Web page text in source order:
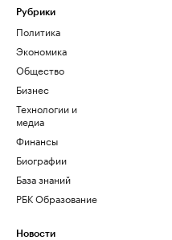
Рубрики
Политика
Экономика
Общество
Бизнес
Технологии и
медиа
Финансы
Биографии
База знаний
РБК Образование
Новости